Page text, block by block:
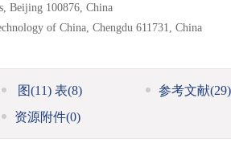
Beijing 100876, China
of China, Chengdu 611731, China
图(11) 表(8) 参考文献(29)
资源附件(0)